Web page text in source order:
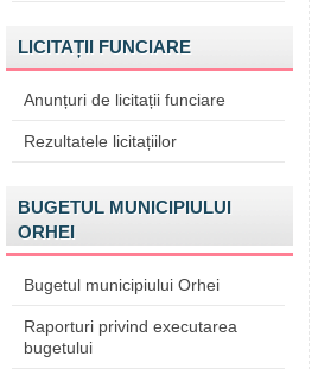
LICITAȚII FUNCIARE
Anunțuri de licitații funciare
Rezultatele licitațiilor
BUGETUL MUNICIPIULUI
ORHEI
Bugetul municipiului Orhei
Raporturi privind executarea
bugetului